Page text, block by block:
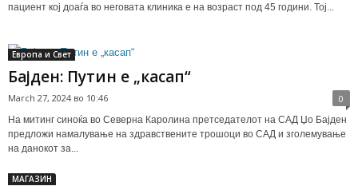
пациент кој доаѓа во неговата клиника е на возраст под 45 години. Тој...
Европа и Свет
Бајден: Путин е „касап“
March 27, 2024 во 10:46 0
На митинг синоќа во Северна Каролина претседателот на САД Џо Бајден
предложи намалување на здравствените трошоци во САД и зголемување
на данокот за...
МАГАЗИН